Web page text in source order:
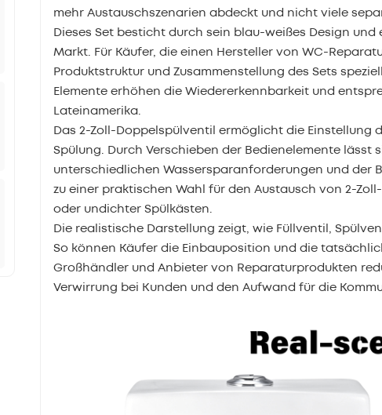
mehr Austauschszenarien abdeckt und nicht viele
Dieses Set besticht durch sein blau-weißes Design
Markt. Für Käufer, die einen Hersteller von WC-
Produktstruktur und Zusammenstellung des Sets
Elemente erhöhen die Wiedererkennbarkeit und
Lateinamerika.
Das 2-Zoll-Doppelspülventil ermöglicht die Einstellung
Spülung. Durch Verschieben der Bedienelemente
unterschiedlichen Wassersparanforderungen und der
zu einer praktischen Wahl für den Austausch von 2-
oder undichter Spülkästen.
Die realistische Darstellung zeigt, wie Füllventil,
So können Käufer die Einbauposition und die
Großhändler und Anbieter von Reparaturprodukten
Verwirrung bei Kunden und den Aufwand für die